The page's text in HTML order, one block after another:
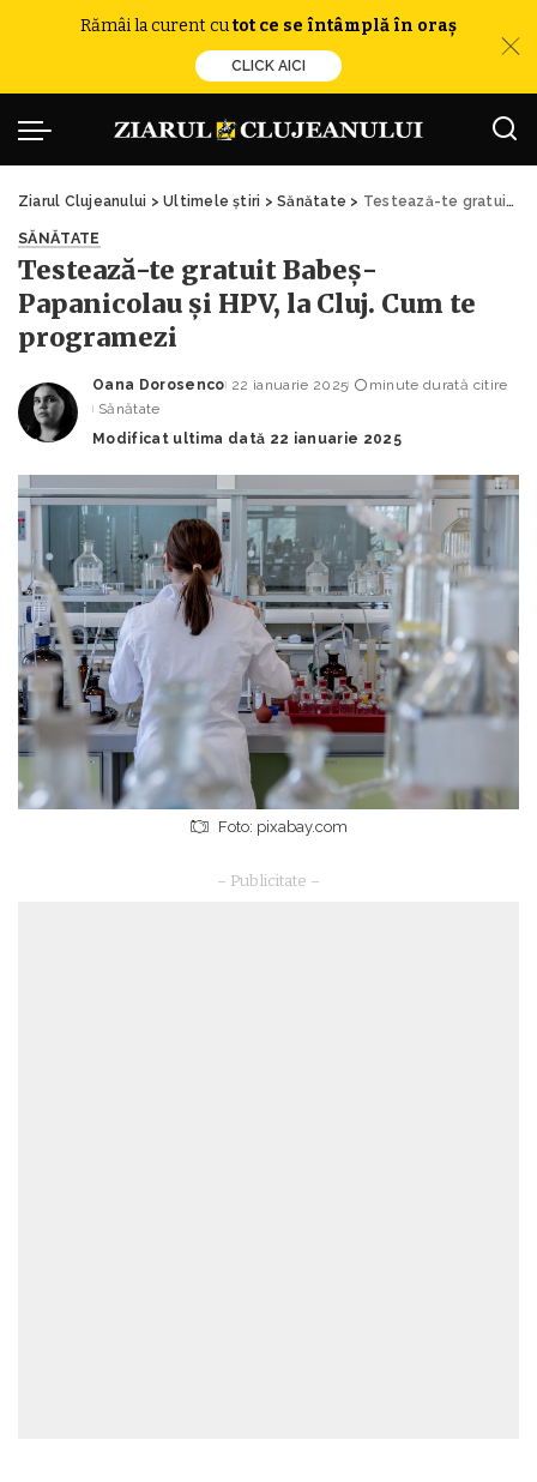
Rămâi la curent cutot ce se întâmplă în oraș
CLICK AICI
Ziarul Clujeanului >Ultimele știri >Sănătate > Testează-te gratuit Babeș-Papanicolau și HPV, la Cluj. Cum te programezi
SĂNĂTATE
Testează-te gratuit Babeș-
Papanicolau și HPV, la Cluj. Cum te
programezi
Posted
by
Oana Dorosenco 22 ianuarie 2025
minute durată citire
Sănătate
Modificat ultima dată 22 ianuarie 2025
Foto: pixabay.com
– Publicitate –